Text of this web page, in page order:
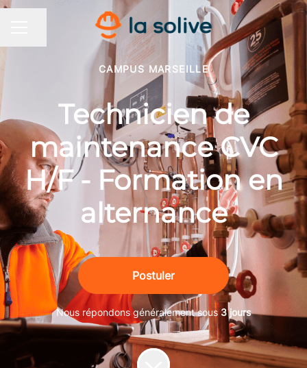
Partager la page
CAMPUS MARSEILLE
Technicien de
maintenance CVC
H/F - Formation en
alternance
Postuler
Nous répondons généralement sous3 jours